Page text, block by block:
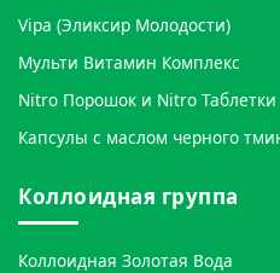
Vipa (Эликсир Молодости)
Мульти Витамин Комплекс
Nitro Порошок и Nitro Таблетки
Капсулы с маслом черного
Коллоидная группа
Коллоидная Золотая Вода